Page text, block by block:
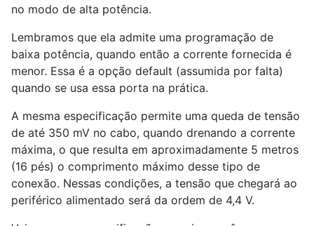
no modo de alta potência.
Lembramos que ela admite uma programação de
baixa potência, quando então a corrente fornecida é
menor. Essa é a opção default (assumida por falta)
quando se usa essa porta na prática.
A mesma especificação permite uma queda de tensão
de até 350 mV no cabo, quando drenando a corrente
máxima, o que resulta em aproximadamente 5 metros
(16 pés) o comprimento máximo desse tipo de
conexão. Nessas condições, a tensão que chegará ao
periférico alimentado será da ordem de 4,4 V.